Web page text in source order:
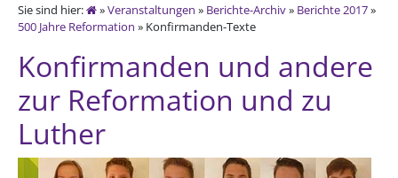
Sie sind hier: »Veranstaltungen » Berichte-Archiv» Berichte 2017»
500 Jahre Reformation » Konfirmanden-Texte
Konfirmanden und andere
zur Reformation und zu
Luther